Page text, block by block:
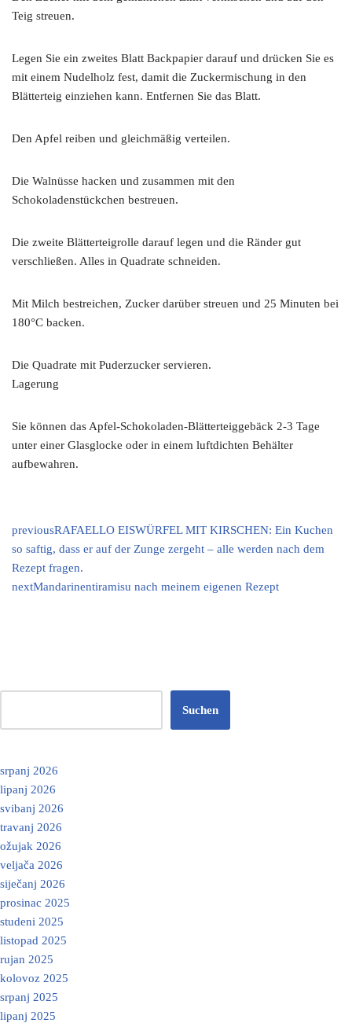
Teig streuen.
Legen Sie ein zweites Blatt Backpapier darauf und drücken Sie es
mit einem Nudelholz fest, damit die Zuckermischung in den
Blätterteig einziehen kann. Entfernen Sie das Blatt.
Den Apfel reiben und gleichmäßig verteilen.
Die Walnüsse hacken und zusammen mit den
Schokoladenstückchen bestreuen.
Die zweite Blätterteigrolle darauf legen und die Ränder gut
verschließen. Alles in Quadrate schneiden.
Mit Milch bestreichen, Zucker darüber streuen und 25 Minuten bei
180°C backen.
Die Quadrate mit Puderzucker servieren.
Lagerung
Sie können das Apfel-Schokoladen-Blätterteiggebäck 2-3 Tage
unter einer Glasglocke oder in einem luftdichten Behälter
aufbewahren.
previousRAFAELLO EISWÜRFEL MIT KIRSCHEN: Ein Kuchen
so saftig, dass er auf der Zunge zergeht – alle werden nach dem
Rezept fragen.
nextMandarinentiramisu nach meinem eigenen Rezept
Suchen
srpanj 2026
lipanj 2026
svibanj 2026
travanj 2026
ožujak 2026
veljača 2026
siječanj 2026
prosinac 2025
studeni 2025
listopad 2025
rujan 2025
kolovoz 2025
srpanj 2025
lipanj 2025